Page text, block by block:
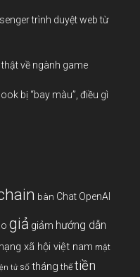
trình duyệt web từ
về ngành game
bị “bay màu”, điều gì
bàn Chat OpenAI
giả giảm hướng dẫn
xã hội việt nam mật
tử số tháng thế tiền